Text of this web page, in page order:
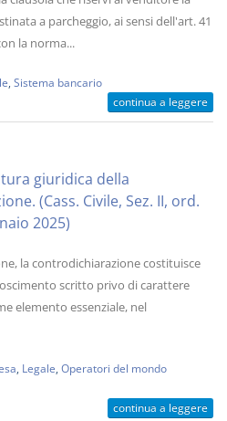
a parcheggio, ai sensi dell'art. 41
la norma...
Sistema bancario
continua a leggere
giuridica della
(Cass. Civile, Sez. II, ord.
2025)
la controdichiarazione costituisce
scritto privo di carattere
elemento essenziale, nel
Legale Operatori del mondo
continua a leggere